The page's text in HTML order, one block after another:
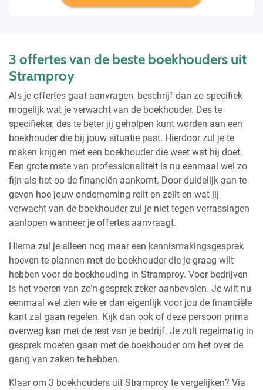
3 offertes van de beste boekhouders uit
Stramproy
Als je offertes gaat aanvragen, beschrijf dan zo specifiek
mogelijk wat je verwacht van de boekhouder. Des te
specifieker, des te beter jij geholpen kunt worden aan een
boekhouder die bij jouw situatie past. Hierdoor zul je te
maken krijgen met een boekhouder die weet wat hij doet.
Een grote mate van professionaliteit is nu eenmaal wel zo
fijn als het op de financiën aankomt. Door duidelijk aan te
geven hoe jouw onderneming reilt en zeilt en wat jij
verwacht van de boekhouder zul je niet tegen verrassingen
aanlopen wanneer je offertes aanvraagt.
Hierna zul je alleen nog maar een kennismakingsgesprek
hoeven te plannen met de boekhouder die je graag wilt
hebben voor de boekhouding in Stramproy. Voor bedrijven
is het voeren van zo’n gesprek zeker aanbevolen. Je wilt nu
eenmaal wel zien wie er dan eigenlijk voor jou de financiële
kant zal gaan regelen. Kijk dan ook of deze persoon prima
overweg kan met de rest van je bedrijf. Je zult regelmatig in
gesprek moeten gaan met de boekhouder om het over de
gang van zaken te hebben.
Klaar om 3 boekhouders uit Stramproy te vergelijken? Via